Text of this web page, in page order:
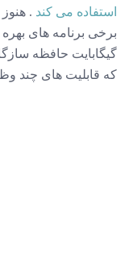
استفاده می کند .
گیگابایت حافظه
که قابلیت های چند